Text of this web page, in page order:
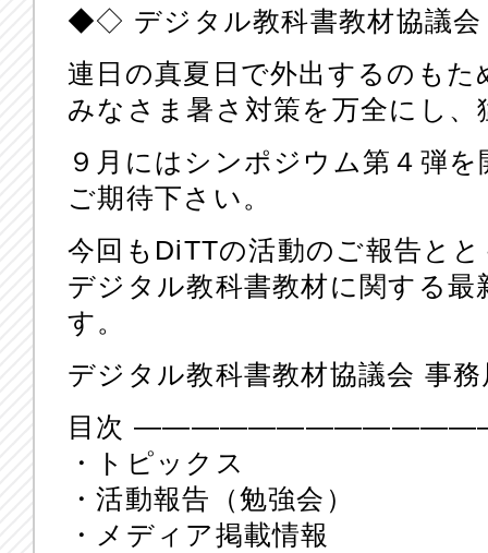
◆◇ デジタル教科書教材協議
連日の真夏日で外出するのもた
みなさま暑さ対策を万全にし
９月にはシンポジウム第４弾
ご期待下さい。
今回もDiTTの活動のご報告と
デジタル教科書教材に関する
す。
デジタル教科書教材協議会 事務
目次
・トピックス
・活動報告（勉強会）
・メディア掲載情報